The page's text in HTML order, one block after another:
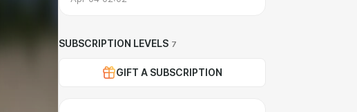
SUBSCRIPTION LEVELS 7
GIFT A SUBSCRIPTION